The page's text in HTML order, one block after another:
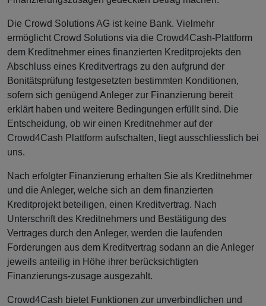
Die Crowd Solutions AG ist keine Bank. Vielmehr
ermöglicht Crowd Solutions via die Crowd4Cash-Plattform
dem Kreditnehmer eines finanzierten Kreditprojekts den
Abschluss eines Kreditvertrags zu den aufgrund der
Bonitätsprüfung festgesetzten bestimmten Konditionen,
sofern sich genügend Anleger zur Finanzierung bereit
erklärt haben und weitere Bedingungen erfüllt sind. Die
Entscheidung, ob wir einen Kreditnehmer auf der
Crowd4Cash Plattform aufschalten, liegt ausschliesslich bei
uns.
Nach erfolgter Finanzierung erhalten Sie als Kreditnehmer
und die Anleger, welche sich an dem finanzierten
Kreditprojekt beteiligen, einen Kreditvertrag. Nach
Unterschrift des Kreditnehmers und Bestätigung des
Vertrages durch den Anleger, werden die laufenden
Forderungen aus dem Kreditvertrag sodann an die Anleger
jeweils anteilig in Höhe ihrer berücksichtigten
Finanzierungs-zusage ausgezahlt.
Crowd4Cash bietet Funktionen zur unverbindlichen und